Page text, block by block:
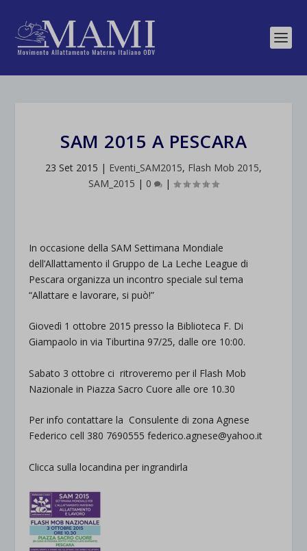
SAM 2015 A PESCARA
23 Set 2015 | Eventi_SAM2015, Flash Mob 2015,
SAM_2015 | 0 |
In occasione della SAM Settimana Mondiale
dell’Allattamento il Gruppo de La Leche League di
Pescara organizza un incontro speciale sul tema
“Allattare e lavorare, si può!”
Giovedì 1 ottobre 2015 presso la Biblioteca F. Di
Giampaolo in via Tiburtina 97/25, dalle ore 10:00.
Sabato 3 ottobre ci ritroveremo per il Flash Mob
Nazionale in Piazza Sacro Cuore alle ore 10.30
Per info contattare la Consulente di zona Agnese
Federico cell 380 7690555 federico.agnese@yahoo.it
Clicca sulla locandina per ingrandirla